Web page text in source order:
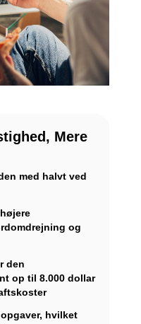
Mere
med halvt ved
og
den
op til 8.000 dollar
hvilket